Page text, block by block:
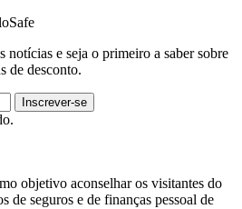
notícias e seja o primeiro a saber sobre
de desconto.
Inscrever-se
objetivo aconselhar os visitantes do
de seguros e de finanças pessoal de